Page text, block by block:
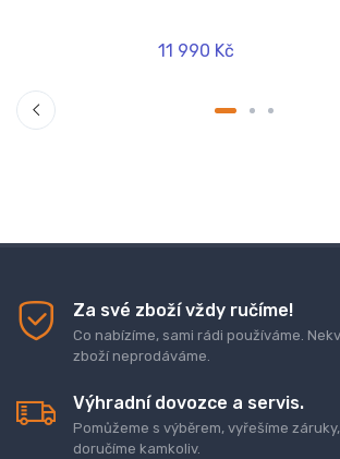
11 990 Kč
Za své zboží vždy ručíme!
Co nabízíme, sami rádi používáme.
zboží neprodáváme.
Výhradní dovozce a servis.
Pomůžeme s výběrem, vyřešíme
doručíme kamkoliv.